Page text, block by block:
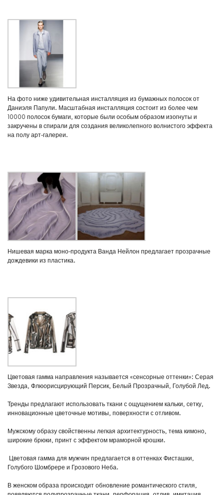
На фото ниже удивительная инсталляция из бумажных полосок от
Даниэля Папули. Масштабная инсталляция состоит из более чем
10000 полосок бумаги, которые были особым образом изогнуты и
закручены в спирали для создания великолепного волнистого эффекта
на полу арт-галереи.
Нишевая марка моно-продукта Ванда Нейлон предлагает прозрачные
дождевики из пластика.
Цветовая гамма направления называется «сенсорные оттенки»: Серая
Звезда, Флюорисцирующий Персик, Белый Прозрачный, Голубой Лед.
Тренды предлагают использовать ткани с ощущением кальки, сетку,
инновационные цветочные мотивы, поверхности с отливом.
Мужскому образу свойственны легкая архитектурность, тема кимоно,
широкие брюки, принт с эффектом мраморной крошки.
Цветовая гамма для мужчин предлагается в оттенках Фисташки,
Голубого Шомбрере и Грозового Неба.
В женском образа происходит обновление романтического стиля,